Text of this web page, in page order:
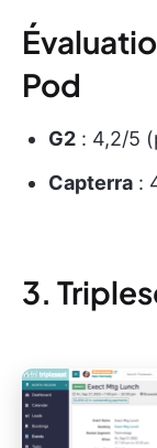
Pod
G2 : 4,2/5
Capterra :
3.